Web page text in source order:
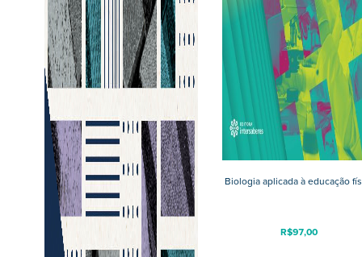
Biologia aplicada à educação
R$97,00